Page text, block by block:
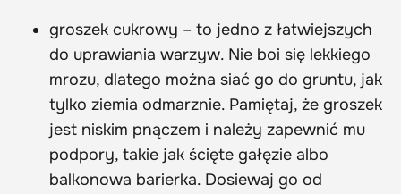
groszek cukrowy – to jedno z łatwiejszych
do uprawiania warzyw. Nie boi się lekkiego
mrozu, dlatego można siać go do gruntu, jak
tylko ziemia odmarznie. Pamiętaj, że groszek
jest niskim pnączem i należy zapewnić mu
podpory, takie jak ścięte gałęzie albo
balkonowa barierka. Dosiewaj go od